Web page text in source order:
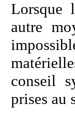
Lorsque
autre
conseil
prises au